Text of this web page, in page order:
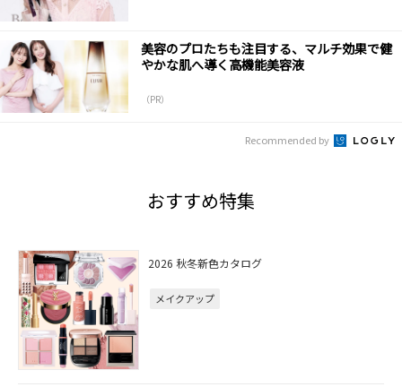
美容のプロたちも注目する、マルチ効果で健
やかな肌へ導く高機能美容液
（PR）
Recommended by
おすすめ特集
2026 秋冬新色カタログ
メイクアップ